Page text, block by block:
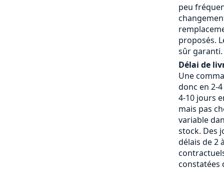
peu
proposés.
sûr garanti.
Délai de
Une
donc en 2-
4-10 jours
mais pas
variable
stock. Des
délais de 2
constatées